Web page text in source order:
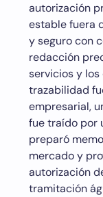
autorización
estable fuera
y seguro con
redacción
servicios y
trazabilidad
empresarial,
fue traído por
preparó
mercado y
autorización
tramitación